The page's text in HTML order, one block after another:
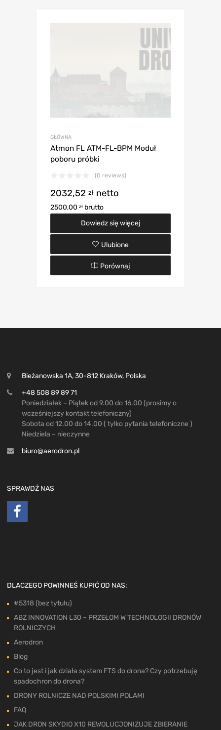
GŁÓWNA
Atmon FL ATM-FL-BPM Moduł
poboru próbki
(0 reviews)
2032,52 zł netto
2500,00 zł brutto
Dowiedz się więcej
Ulubione
Porównaj
Bieżanowska 1A, 30-812 Kraków, Polska
+48 508 89 89 71
Poniedziałek – Piątek od 9.00 do 16.00 (prosimy o
wcześniejszy kontakt telefoniczny)
Sobota od 12.00 do 14.00 ( tylko pytania telefoniczne )
Niedziela – nieczynne
biuro@aerodron.pl
SPRAWDŹ NAS
DLACZEGO POWINNEŚ KUPIĆ OD NAS:
#5318 (bez tytułu)
ABZ INNOVATION L30 – PRZEŁOM W TECHNOLOGII DRONÓW
ROLNICZYCH
Aerodron
Blog
Co to jest i jak działa system FTS do drona? Czy potrzebuję
spadochron do drona?
DRONY ROLNICZE NAD POLSKIMI POLAMI
FAQ
JAK DRON SKYDIO X10 REWOLUCJONIZUJE ZBIERANIE